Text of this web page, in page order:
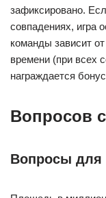
зафиксировано.
совпадениях, игра
команды зависит
времени (при всех
награждается
Вопросов
Вопросы